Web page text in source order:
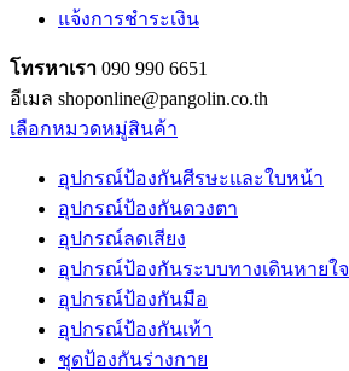
แจ้งการชำระเงิน
โทรหาเรา 090 990 6651
อีเมล shoponline@pangolin.co.th
เลือกหมวดหมู่สินค้า
อุปกรณ์ป้องกันศีรษะและใบหน้า
อุปกรณ์ป้องกันดวงตา
อุปกรณ์ลดเสียง
อุปกรณ์ป้องกันระบบทางเดินหายใจ
อุปกรณ์ป้องกันมือ
อุปกรณ์ป้องกันเท้า
ชุดป้องกันร่างกาย